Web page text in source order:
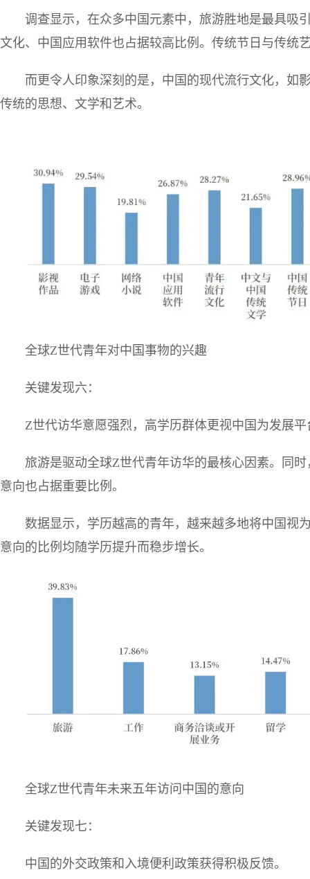
调查显示，在众多中国元素中，旅游胜地是最具吸
文化、中国应用软件也占据较高比例。传统节日与传统
而更令人印象深刻的是，中国的现代流行文化，如
传统的思想、文学和艺术。
全球Z世代青年对中国事物的兴趣
关键发现六：
Z世代访华意愿强烈，高学历群体更视中国为发展平
旅游是驱动全球Z世代青年访华的最核心因素。同
意向也占据重要比例。
数据显示，学历越高的青年，越来越多地将中国视
意向的比例均随学历提升而稳步增长。
全球Z世代青年未来五年访问中国的意向
关键发现七：
中国的外交政策和入境便利政策获得积极反馈。